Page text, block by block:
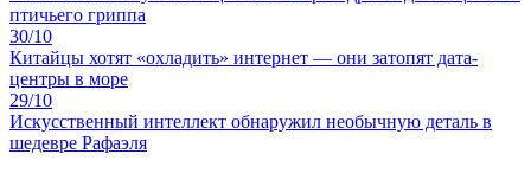
птичьего гриппа
30/10
Китайцы хотят «охладить» интернет — они затопят дата-
центры в море
29/10
Искусственный интеллект обнаружил необычную деталь в
шедевре Рафаэля